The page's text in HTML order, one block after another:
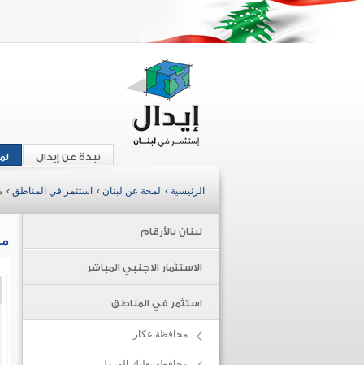
نبذة عن إيدال
الرئيسية › لمحة عن لبنان › استثمر في المناطق ›
لبنان بالأرقام
الاستثمار الاجنبي المباشر
استثمر في المناطق
محافظة عكار